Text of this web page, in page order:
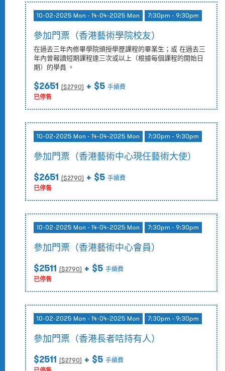
10-02-2025 Mon - 14-04-2025 Mon 7:30pm - 9:30pm
參加門票（香港藝術學院校友）
在過去三年內修畢學院頒授學歷課程的畢業生；或 在過去三
年內曾報讀短期課程達三次或以上（根據每個課程的開始日
期）的學員 。
$2651 ($2790) + $5 手續費
已停售
10-02-2025 Mon - 14-04-2025 Mon 7:30pm - 9:30pm
參加門票（香港藝術中心現任藝術大使）
$2651 ($2790) + $5 手續費
已停售
10-02-2025 Mon - 14-04-2025 Mon 7:30pm - 9:30pm
參加門票（香港藝術中心會員）
$2511 ($2790) + $5 手續費
已停售
10-02-2025 Mon - 14-04-2025 Mon 7:30pm - 9:30pm
參加門票（香港長者咭持有人）
$2511 ($2790) + $5 手續費